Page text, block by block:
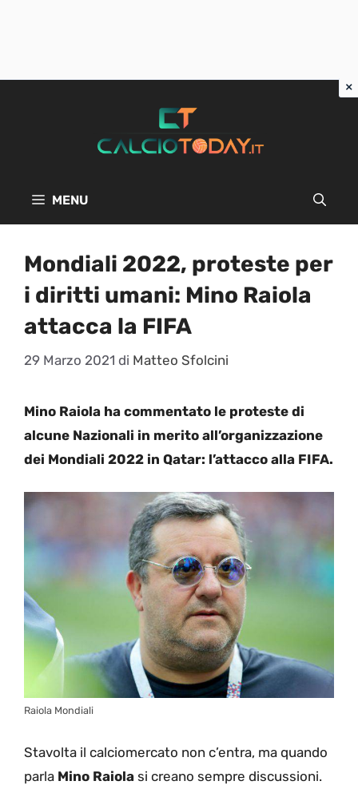
MENU
Mondiali 2022, proteste per
i diritti umani: Mino Raiola
attacca la FIFA
29 Marzo 2021 di Matteo Sfolcini
Mino Raiola ha commentato le proteste di
alcune Nazionali in merito all’organizzazione
dei Mondiali 2022 in Qatar: l’attacco alla FIFA.
Raiola Mondiali
Stavolta il calciomercato non c’entra, ma quando
parla Mino Raiola si creano sempre discussioni.